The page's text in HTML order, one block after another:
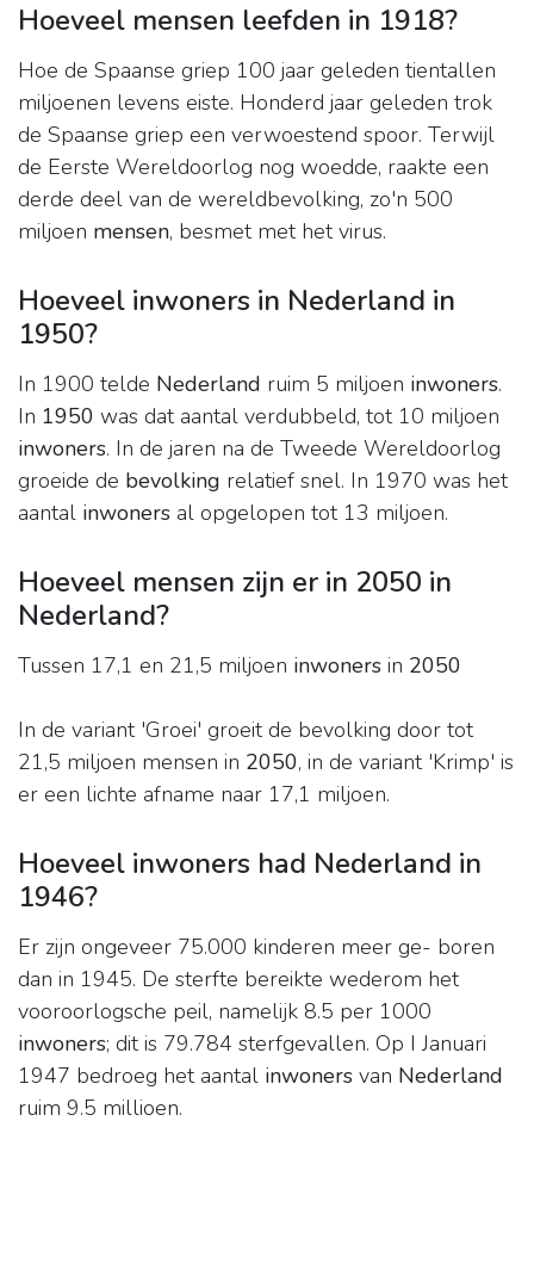
Hoeveel mensen leefden in 1918?
Hoe de Spaanse griep 100 jaar geleden tientallen
miljoenen levens eiste. Honderd jaar geleden trok
de Spaanse griep een verwoestend spoor. Terwijl
de Eerste Wereldoorlog nog woedde, raakte een
derde deel van de wereldbevolking, zo'n 500
miljoen mensen, besmet met het virus.
Hoeveel inwoners in Nederland in
1950?
In 1900 telde Nederland ruim 5 miljoen inwoners.
In 1950 was dat aantal verdubbeld, tot 10 miljoen
inwoners. In de jaren na de Tweede Wereldoorlog
groeide de bevolking relatief snel. In 1970 was het
aantal inwoners al opgelopen tot 13 miljoen.
Hoeveel mensen zijn er in 2050 in
Nederland?
Tussen 17,1 en 21,5 miljoen inwoners in 2050
In de variant 'Groei' groeit de bevolking door tot
21,5 miljoen mensen in 2050, in de variant 'Krimp' is
er een lichte afname naar 17,1 miljoen.
Hoeveel inwoners had Nederland in
1946?
Er zijn ongeveer 75.000 kinderen meer ge- boren
dan in 1945. De sterfte bereikte wederom het
vooroorlogsche peil, namelijk 8.5 per 1000
inwoners; dit is 79.784 sterfgevallen. Op I Januari
1947 bedroeg het aantal inwoners van Nederland
ruim 9.5 millioen.